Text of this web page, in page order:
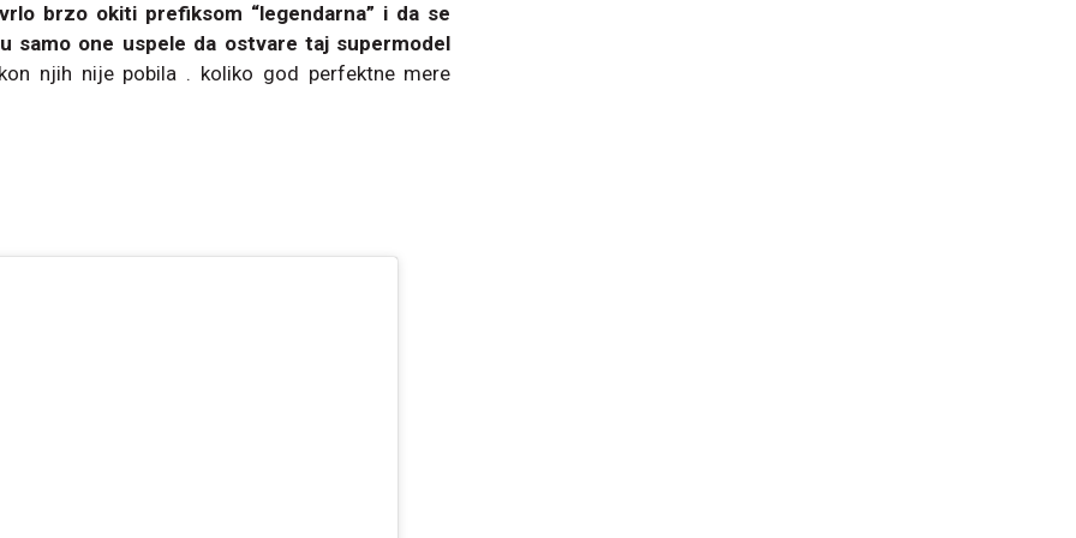
brzo okiti prefiksom “legendarna” i da se
samo one uspele da ostvare taj supermodel
njih nije pobila . koliko god perfektne mere